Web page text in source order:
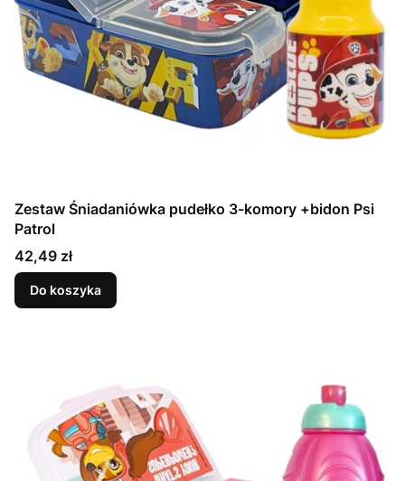
Zestaw Śniadaniówka pudełko 3-komory +bidon Psi
Patrol
Cena
42,49 zł
Do koszyka